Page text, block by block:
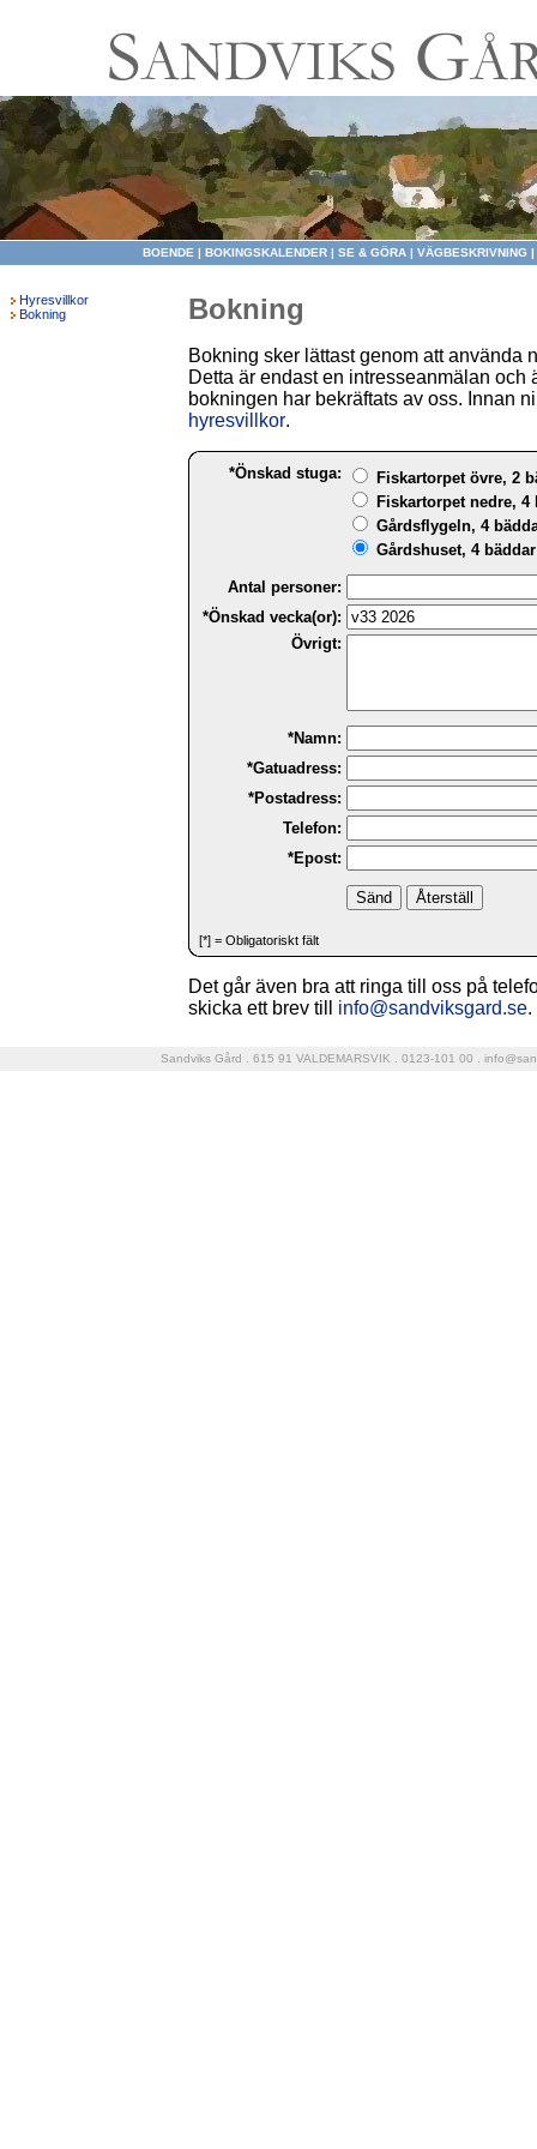
BOENDE | BOKINGSKALENDER | SE & GÖRA | VÄGBESKRIVNING |
Hyresvillkor
Bokning
Bokning
Bokning sker lättast genom att använda
Detta är endast en intresseanmälan och
bokningen har bekräftats av oss. Innan
hyresvillkor.
*Önskad stuga:
Fiskartorpet övre, 2
Fiskartorpet nedre, 4
Gårdsflygeln, 4
Gårdshuset, 4
Antal personer:
*Önskad vecka(or):
Övrigt:
*Namn:
*Gatuadress:
*Postadress:
Telefon:
*Epost:
[*] = Obligatoriskt fält
Det går även bra att ringa till oss på
skicka ett brev till info@sandviksgard.se.
Sandviks Gård . 615 91 VALDEMARSVIK . 0123-101 00 .